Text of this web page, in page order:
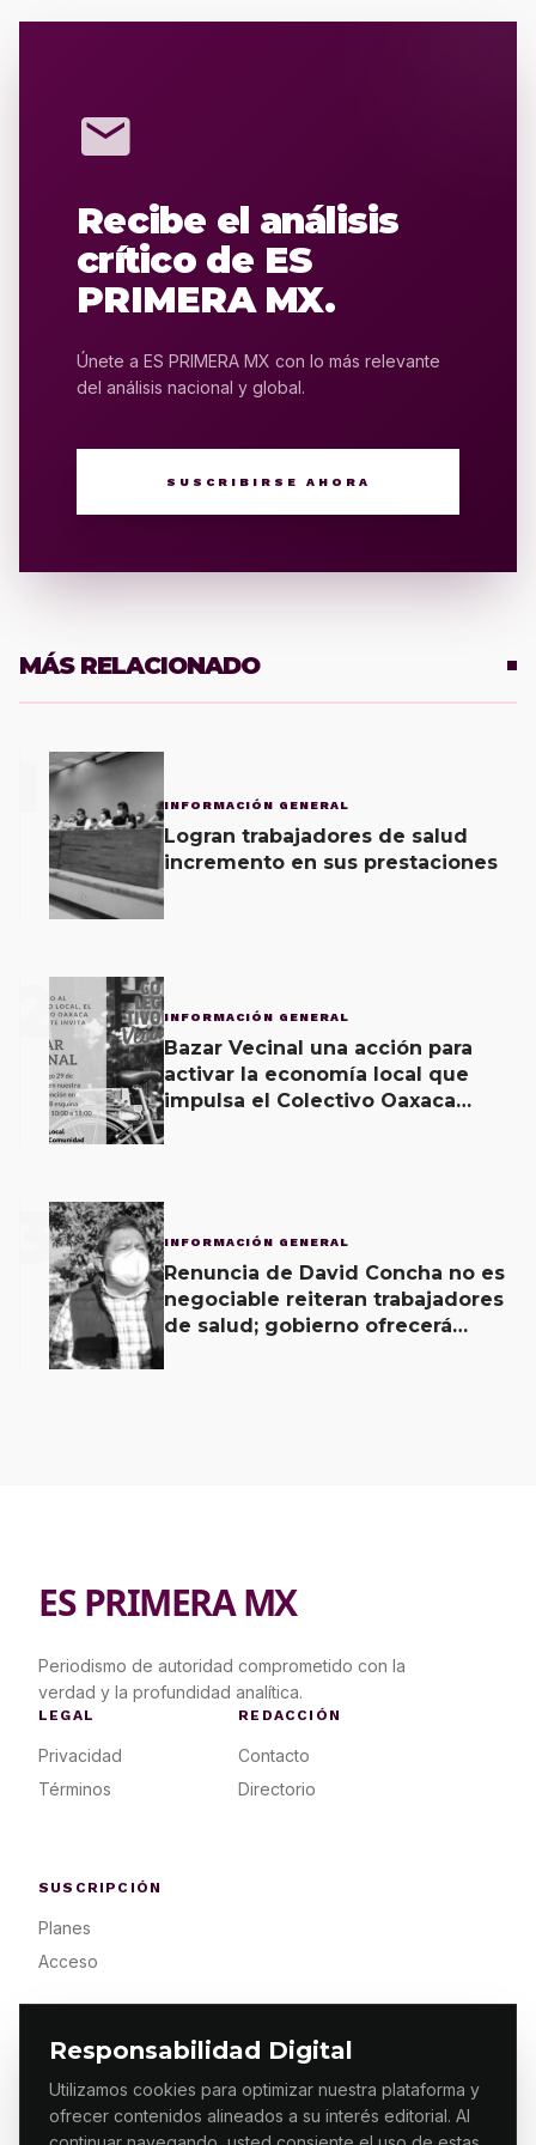
Responsabilidad Digital
Utilizamos cookies para optimizar nuestra plataforma y
ofrecer contenidos alineados a su interés editorial. Al
mail
Recibe el análisis
crítico de ES
PRIMERA MX.
Únete a ES PRIMERA MX con lo más relevante
del análisis nacional y global.
SUSCRIBIRSE AHORA
MÁS RELACIONADO
INFORMACIÓN GENERAL
Logran trabajadores de salud
incremento en sus prestaciones
2 INFORMACIÓN GENERAL
Bazar Vecinal una acción para
activar la economía local que
impulsa el Colectivo Oaxaca
3 INFORMACIÓN GENERAL
Renuncia de David Concha no es
negociable reiteran trabajadores
de salud; gobierno ofrecerá
ES PRIMERA MX
Periodismo de autoridad comprometido con la
verdad y la profundidad analítica.
LEGAL
Privacidad
Términos
REDACCIÓN
Contacto
Directorio
SUSCRIPCIÓN
Planes
Acceso
© 2026 ES PRIMERA MX. ALGUNOS DERECHOS
RESERVADOS / DESIGNMAKING.MX